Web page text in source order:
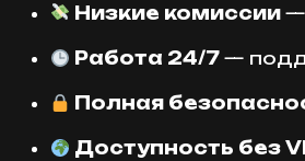
Низкие комиссии —
Работа 24/7 —
Полная
Доступность без